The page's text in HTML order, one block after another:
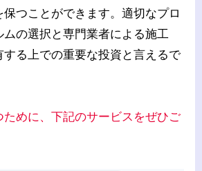
保つことができます。適切なプロ
ムの選択と専門業者による施工
する上での重要な投資と言えるで
めに、下記のサービスをぜひご